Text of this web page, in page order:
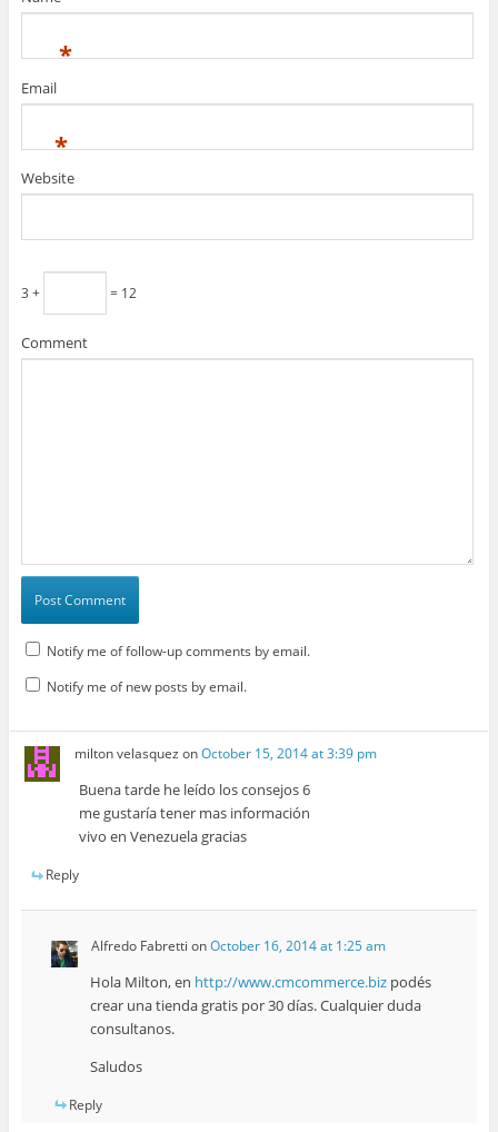
*
Email
*
Website
3 + = 12
Comment
Notify me of follow-up comments by email.
Notify me of new posts by email.
milton velasquez onOctober 15, 2014 at 3:39 pm
Buena tarde he leído los consejos 6
me gustaría tener mas información
vivo en Venezuela gracias
Reply
Alfredo Fabretti onOctober 16, 2014 at 1:25 am
Hola Milton, en http://www.cmcommerce.bizpodés
crear una tienda gratis por 30 días. Cualquier duda
consultanos.
Saludos
Reply